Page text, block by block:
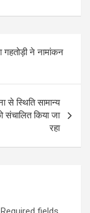
गहतोड़ी ने नामांकन
से स्थिति सामान्य
संचालित किया जा
रहा